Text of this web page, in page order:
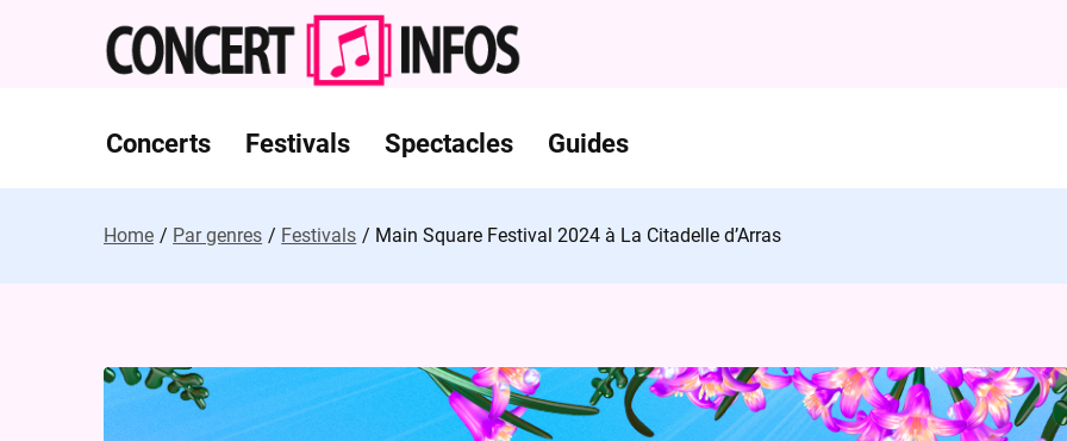
Concerts Festivals Spectacles Guides
Home Par genres Festivals Main Square Festival 2024 à La Citadelle d’Arras